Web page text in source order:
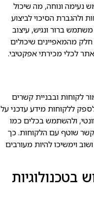
ונוחה, מה שיכול
ולהגברת הסיכוי לביצוע
ברור ונגיש, עיצוב
מהמאפיינים שיכולים
לכלי מכירתי אפקטיבי.
לקוחות ובבניית קשרים
ללקוחות מידע עדכני על
ולהשתמש בכלים כמו
קשר שוטף עם הלקוחות. כך
וימשיכו להיות מעורבים
בטכנולוגיות